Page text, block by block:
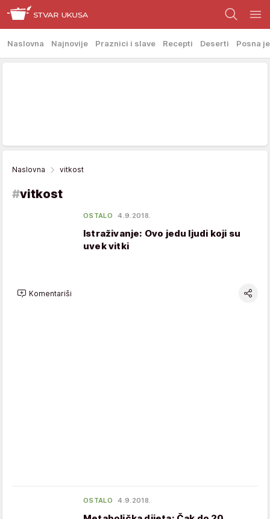
Naslovna Najnovije Praznici i slave Recepti Deserti Posna
Naslovna vitkost
#vitkost
OSTALO 4.9.2018.
Istraživanje: Ovo jedu ljudi koji su
uvek vitki
Komentariši
OSTALO 4.9.2018.